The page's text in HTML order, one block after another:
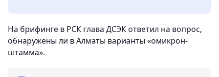
На брифинге в РСК глава ДСЭК ответил на вопрос,
обнаружены ли в Алматы варианты «омикрон-
штамма».